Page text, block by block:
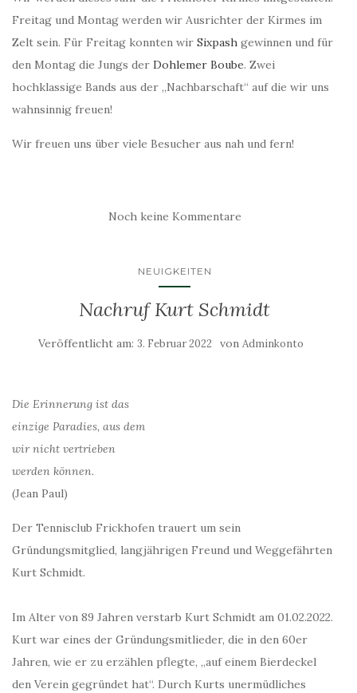
Freitag und Montag werden wir Ausrichter der Kirmes im
Zelt sein. Für Freitag konnten wir Sixpash gewinnen und für
den Montag die Jungs der Dohlemer Boube. Zwei
hochklassige Bands aus der „Nachbarschaft“ auf die wir uns
wahnsinnig freuen!
Wir freuen uns über viele Besucher aus nah und fern!
Noch keine Kommentare
NEUIGKEITEN
Nachruf Kurt Schmidt
Veröffentlicht am: 3. Februar 2022 von Adminkonto
Die Erinnerung ist das
einzige Paradies, aus dem
wir nicht vertrieben
werden können.
(Jean Paul)
Der Tennisclub Frickhofen trauert um sein
Gründungsmitglied, langjährigen Freund und Weggefährten
Kurt Schmidt.
Im Alter von 89 Jahren verstarb Kurt Schmidt am 01.02.2022.
Kurt war eines der Gründungsmitlieder, die in den 60er
Jahren, wie er zu erzählen pflegte, „auf einem Bierdeckel
den Verein gegründet hat“. Durch Kurts unermüdliches